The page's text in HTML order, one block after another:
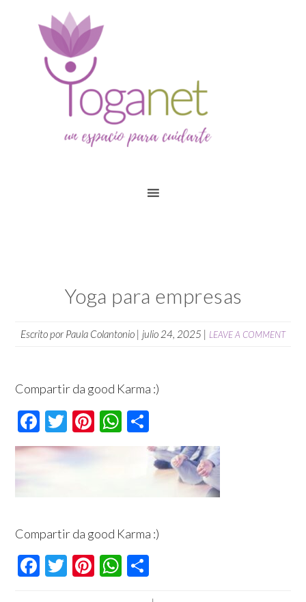
Yoga para empresas
Escrito por Paula Colantonio julio 24, 2025 LEAVE A COMMENT
Compartir da good Karma :)
Facebook
Twitter
Pinterest
WhatsApp
Compartir da good Karma :)
Facebook
Twitter
Pinterest
WhatsApp